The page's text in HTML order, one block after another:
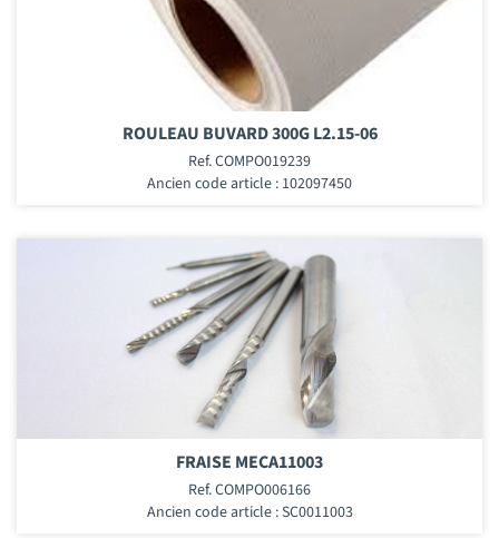
ROULEAU BUVARD 300G L2.15-06
Ref. COMPO019239
Ancien code article : 102097450
FRAISE MECA11003
Ref. COMPO006166
Ancien code article : SC0011003